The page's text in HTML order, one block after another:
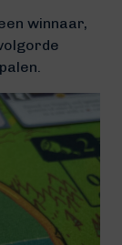
winnaar,